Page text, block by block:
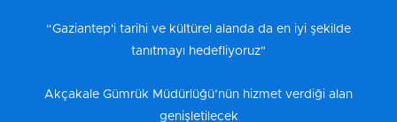
“Gaziantep'i tarihi ve kültürel alanda da en iyi şekilde
tanıtmayı hedefliyoruz"
Akçakale Gümrük Müdürlüğü’nün hizmet verdiği alan
genişletilecek